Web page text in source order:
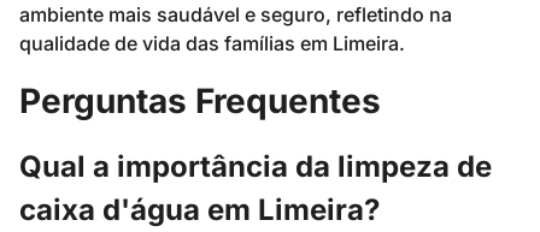
ambiente mais saudável e seguro, refletindo na
qualidade de vida das famílias em Limeira.
Perguntas Frequentes
Qual a importância da limpeza de
caixa d'água em Limeira?